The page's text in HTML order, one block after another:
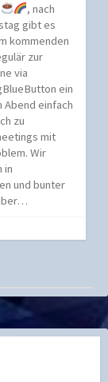
, nach
gibt es
kommenden
zur
via
ein
Abend einfach
zu
mit
Wir
in
und bunter